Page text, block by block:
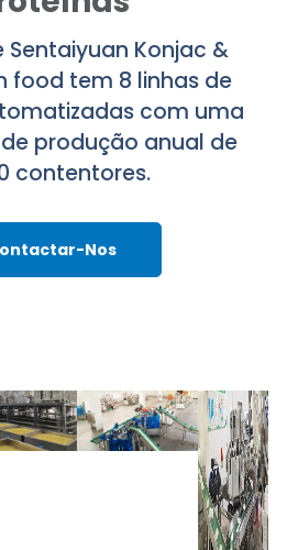
Sentaiyuan Konjac &
food tem 8 linhas de
com uma
produção anual de
contentores.
Nos